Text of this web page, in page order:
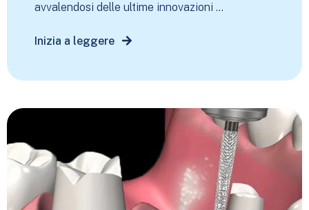
avvalendosi delle ultime innovazioni ...
Inizia a leggere